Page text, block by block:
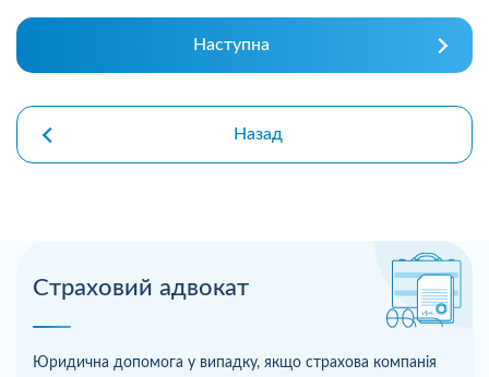
Страховий адвокат
Юридична допомога у випадку, якщо страхова компанія
Наступна
Назад